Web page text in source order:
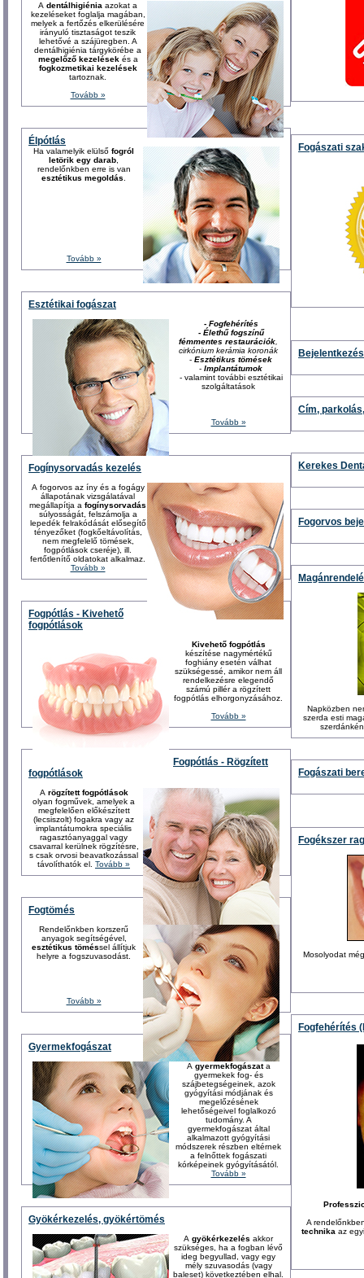
A dentálhigiénia azokat a
kezeléseket foglalja magában,
melyek a fertőzés elkerülésére
irányuló tisztaságot teszik
lehetővé a szájüregben. A
dentálhigiénia tárgykörébe a
megelőző kezelésekés a
fogkozmetikai kezelések
tartoznak.
Tovább »
Élpótlás
Ha valamelyik elülső fogról
letörik egy darab
rendelőnkben erre is van
esztétikus megoldás
Tovább »
Esztétikai fogászat
- Fogfehérítés
- Élethű fogszínű
fémmentes restaurációk
cirkónium kerámia koronák
- Esztétikus tömések
- Implantátumok
- valamint további esztétikai
szolgáltatások
Tovább »
Fogínysorvadás kezelés
A fogorvos az íny és a fogágy
állapotának vizsgálatával
megállapítja a fogínysorvadás
súlyosságát, felszámolja a
lepedék felrakódását elősegítő
tényezőket (fogkőeltávolítás,
nem megfelelő tömések,
fogpótlások cseréje), ill.
fertőtlenítő oldatokat alkalmaz.
Tovább »
Fogpótlás - Kivehető
fogpótlások
Kivehető fogpótlás
készítése nagymértékű
foghiány esetén válhat
szükségessé, amikor nem áll
rendelkezésre elegendő
számú pillér a rögzített
fogpótlás elhorgonyzásához.
Tovább »
Fogpótlás - Rögzített
fogpótlások
A rögzített fogpótlások
olyan fogművek, amelyek a
megfelelően előkészített
(lecsiszolt) fogakra vagy az
implantátumokra speciális
ragasztóanyaggal vagy
csavarral kerülnek rögzítésre,
s csak orvosi beavatkozással
távolíthatók el. Tovább »
Fogtömés
Rendelőnkben korszerű
anyagok segítségével,
esztétikus töméssel állítjuk
helyre a fogszuvasodást.
Tovább »
Gyermekfogászat
A gyermekfogászata
gyermekek fog- és
szájbetegségeinek, azok
gyógyítási módjának és
megelőzésének
lehetőségeivel foglalkozó
tudomány. A
gyermekfogászat által
alkalmazott gyógyítási
módszerek részben eltérnek
a felnőttek fogászati
kórképeinek gyógyításától.
Tovább »
Gyökérkezelés, gyökértömés
A gyökérkezelés akkor
szükséges, ha a fogban lévő
ideg begyullad, vagy egy
mély szuvasodás (vagy
baleset) következtében elhal.
Fogászati
Cím,
Kerekes
Fogorvos
Napközben
szerda esti
Fogászati
Fogékszer
Mosolyodat
Fogfehérítés
A
technika az